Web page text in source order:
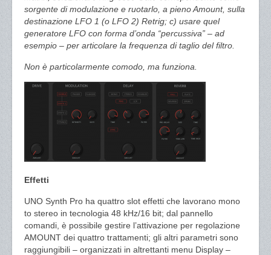
sorgente di modulazione e ruotarlo, a pieno Amount, sulla
destinazione LFO 1 (o LFO 2) Retrig; c) usare quel
generatore LFO con forma d’onda “percussiva” – ad
esempio – per articolare la frequenza di taglio del filtro.
Non è particolarmente comodo, ma funziona.
Effetti
UNO Synth Pro ha quattro slot effetti che lavorano mono
to stereo in tecnologia 48 kHz/16 bit; dal pannello
comandi, è possibile gestire l’attivazione per regolazione
AMOUNT dei quattro trattamenti; gli altri parametri sono
raggiungibili – organizzati in altrettanti menu Display –